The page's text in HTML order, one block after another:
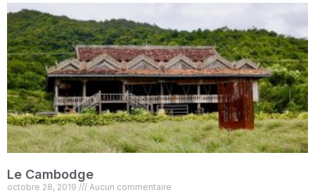
Le Cambodge
octobre 28, 2019 Aucun commentaire